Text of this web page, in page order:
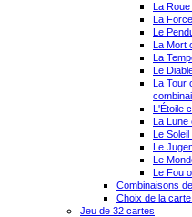
La
La
Le
La Mort
La
Le
La Tour
L'Étoile
La Lune
Le
Le
Le
Le Fou
Combinaisons
Choix de la
Jeu de 32 cartes